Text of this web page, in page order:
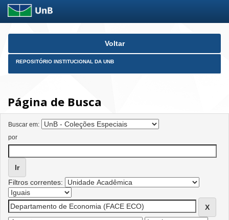
Skip
Voltar
REPOSITÓRIO INSTITUCIONAL DA UNB
Página de Busca
Buscar em:
por
Filtros correntes: